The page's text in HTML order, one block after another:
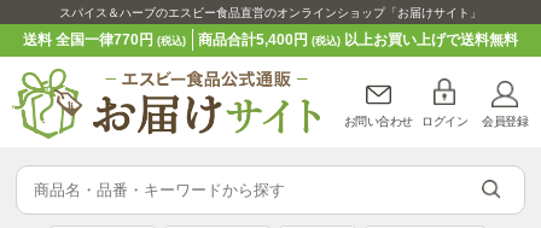
スパイス＆ハーブのエスビー食品直営のオンラインショップ「お届けサイト」
送料 全国一律770円(税込) 商品合計5,400円 (税込)以上お買い上げで送料無料
お問い合わせ ログイン 会員登録